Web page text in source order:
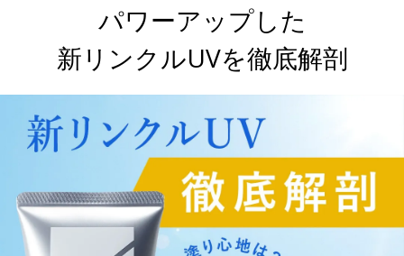
パワーアップした
新リンクルUVを徹底解剖